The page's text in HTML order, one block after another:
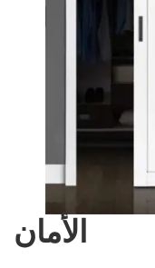
الأمان